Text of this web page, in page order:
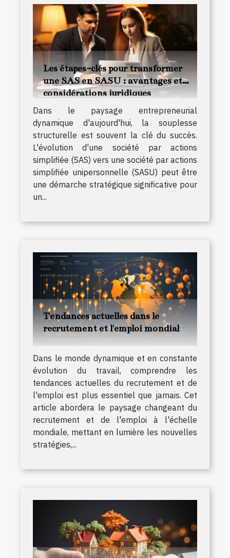
Les étapes-clés pour transformer
une SAS en SASU : avantages et
considérations juridiques
Dans le paysage entrepreneurial
dynamique d'aujourd'hui, la souplesse
structurelle est souvent la clé du succès.
L'évolution d'une société par actions
simplifiée (SAS) vers une société par actions
simplifiée unipersonnelle (SASU) peut être
une démarche stratégique significative pour
un...
Tendances actuelles dans le
recrutement et l'emploi mondial
Dans le monde dynamique et en constante
évolution du travail, comprendre les
tendances actuelles du recrutement et de
l'emploi est plus essentiel que jamais. Cet
article abordera le paysage changeant du
recrutement et de l'emploi à l'échelle
mondiale, mettant en lumière les nouvelles
stratégies,...